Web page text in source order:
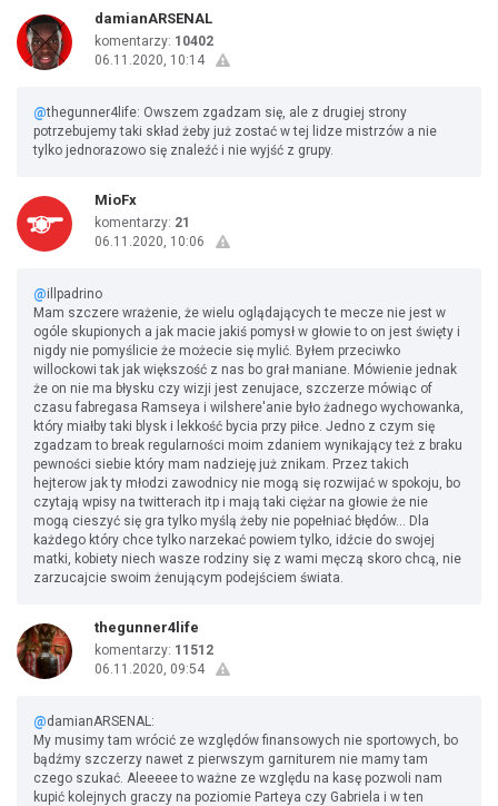
damianARSENAL
komentarzy: 10402
06.11.2020, 10:14
@thegunner4life: Owszem zgadzam się, ale z drugiej strony
potrzebujemy taki skład żeby już zostać w tej lidze mistrzów a nie
tylko jednorazowo się znaleźć i nie wyjść z grupy.
MioFx
komentarzy: 21
06.11.2020, 10:06
@illpadrino
Mam szczere wrażenie, że wielu oglądających te mecze nie jest w
ogóle skupionych a jak macie jakiś pomysł w głowie to on jest święty i
nigdy nie pomyślicie że możecie się mylić. Byłem przeciwko
willockowi tak jak większość z nas bo grał maniane. Mówienie jednak
że on nie ma błysku czy wizji jest zenujace, szczerze mówiąc of
czasu fabregasa Ramseya i wilshere'anie było żadnego wychowanka,
który miałby taki blysk i lekkość bycia przy piłce. Jedno z czym się
zgadzam to break regularności moim zdaniem wynikający też z braku
pewności siebie który mam nadzieję już znikam. Przez takich
hejterow jak ty młodzi zawodnicy nie mogą się rozwijać w spokoju, bo
czytają wpisy na twitterach itp i mają taki ciężar na głowie że nie
mogą cieszyć się gra tylko myślą żeby nie popełniać błędów... Dla
każdego który chce tylko narzekać powiem tylko, idźcie do swojej
matki, kobiety niech wasze rodziny się z wami męczą skoro chcą, nie
zarzucajcie swoim żenującym podejściem świata.
thegunner4life
komentarzy: 11512
06.11.2020, 09:54
@damianARSENAL:
My musimy tam wrócić ze względów finansowych nie sportowych, bo
bądźmy szczerzy nawet z pierwszym garniturem nie mamy tam
czego szukać. Aleeeee to ważne ze względu na kasę pozwoli nam
kupić kolejnych graczy na poziomie Parteya czy Gabriela i w ten